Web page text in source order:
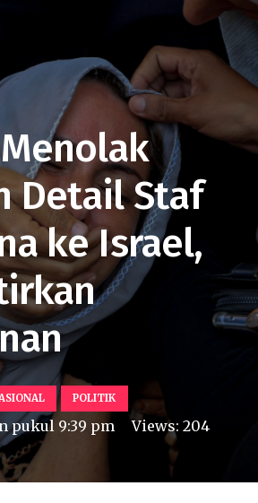
Detail Staf
ke Israel,
POLITIK
pukul 9:39 pm Views:204